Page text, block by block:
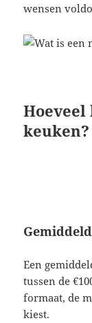
wensen
Hoeveel
keuken?
Een
tussen de
formaat, de
kiest.